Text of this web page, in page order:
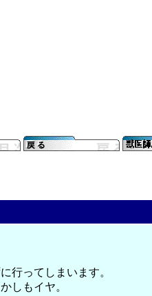
行ってしまいます。
しもイヤ。